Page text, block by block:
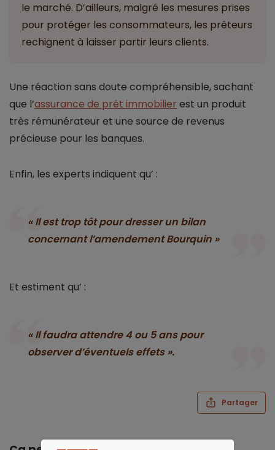
le marché. D’ailleurs, malgré les mesures prises
pour protéger les consommateurs, les prêteurs
rechignent à laisser partir leurs clients.
Une réaction sans doute compréhensible, sachant
que l’assurance de prêt immobilier est un produit
très rémunérateur et une source de revenus
précieuse pour les banques.
Enfin, les experts indiquent qu’ :
« Il est trop tôt pour dresser un bilan
concernant l’amendement Bourquin »
Et estiment qu’ :
« Il faudra attendre 4 ou 5 ans pour
observer d’éventuels effets ».
Partager